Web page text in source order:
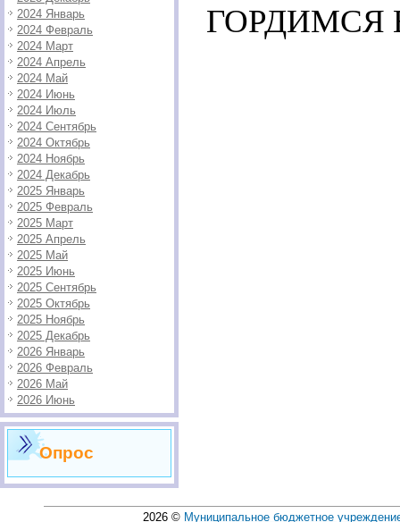
2024 Январь
2024 Февраль
2024 Март
2024 Апрель
2024 Май
2024 Июнь
2024 Июль
2024 Сентябрь
2024 Октябрь
2024 Ноябрь
2024 Декабрь
2025 Январь
2025 Февраль
2025 Март
2025 Апрель
2025 Май
2025 Июнь
2025 Сентябрь
2025 Октябрь
2025 Ноябрь
2025 Декабрь
2026 Январь
2026 Февраль
2026 Май
2026 Июнь
Опрос
ГОРДИМСЯ
2026 © Муниципальное бюджетное